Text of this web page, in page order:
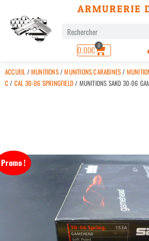
ARMURERIE
0,00€ 0
ACCUEIL /MUNITIONS/MUNITIONS CARABINES/
C/ CAL 30-06 SPRINGFIELD/ MUNITIONS SAKO 30-06
Promo !